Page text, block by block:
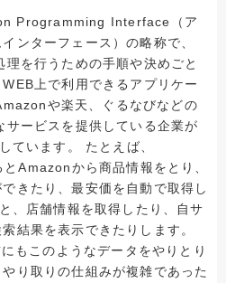
Programming Interface（ア
ンターフェース）の略称で、
を行うための手順や決めごと
上で利用できるアプリケー
や楽天、ぐるなびなどの
サービスを提供している企業が
ています。 たとえば、
Amazonから商品情報をとり、
きたり、最安価を自動で取得し
、店舗情報を取得したり、自サ
結果を表示できたりします。
もこのようなデータをやりとり
り取りの仕組みが複雑であった